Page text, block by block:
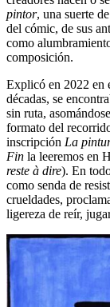
pintor, una suerte
del cómic, de sus
como
composición.
Explicó en 2022 en
décadas, se
sin ruta,
formato del
inscripción La
Fin la leeremos en
reste à dire). En
como senda de
crueldades,
ligereza de reír,